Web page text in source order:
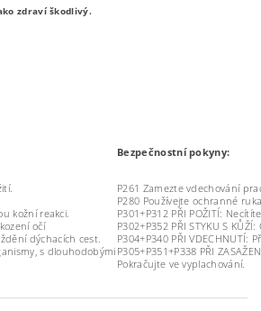
zdraví škodlivý.
Bezpečnostní pokyny:
kožní reakci.
očí
dýchacích cest.
s dlouhodobými
P261 Zamezte vdechování
P280 Používejte ochranné
P301+P312 PŘI POŽITÍ:
P302+P352 PŘI STYKU S
P304+P340 PŘI
P305+P351+P338 PŘI
Pokračujte ve vyplachování.